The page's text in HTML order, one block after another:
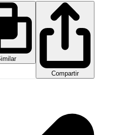
Compartir